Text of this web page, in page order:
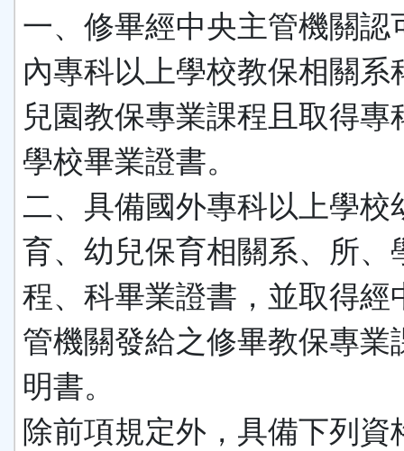
一、修畢經中央主管機關認
內專科以上學校教保相關系
兒園教保專業課程且取得專
學校畢業證書。
二、具備國外專科以上學校
育、幼兒保育相關系、所、
程、科畢業證書，並取得經
管機關發給之修畢教保專業
明書。
除前項規定外，具備下列資